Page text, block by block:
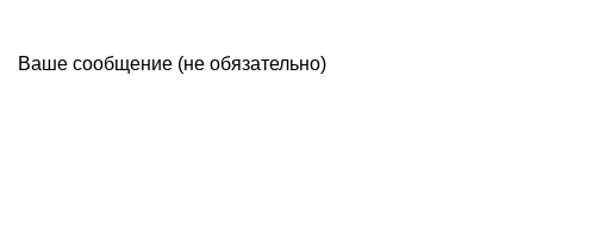
Ваше сообщение (не обязательно)